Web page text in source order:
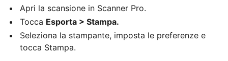
Apri la scansione in Scanner Pro.
Tocca Esporta > Stampa.
Seleziona la stampante, imposta le preferenze e
tocca Stampa.